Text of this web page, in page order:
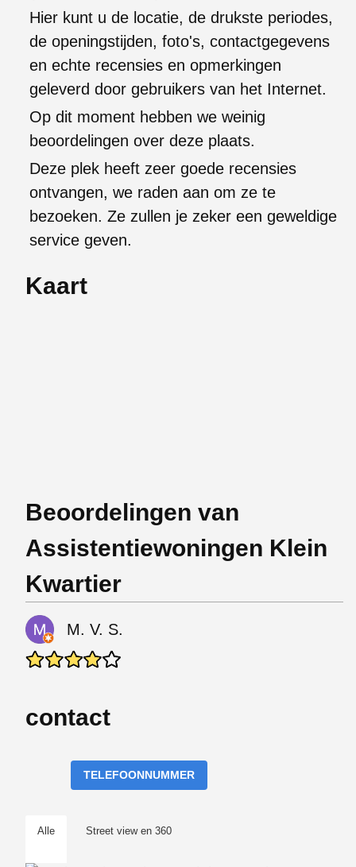
Hier kunt u de locatie, de drukste periodes,
de openingstijden, foto's, contactgegevens
en echte recensies en opmerkingen
geleverd door gebruikers van het Internet.
Op dit moment hebben we weinig
beoordelingen over deze plaats.
Deze plek heeft zeer goede recensies
ontvangen, we raden aan om ze te
bezoeken. Ze zullen je zeker een geweldige
service geven.
Kaart
Beoordelingen van
Assistentiewoningen Klein
Kwartier
M. V. S.
contact
TELEFOONNUMMER
Alle Street view en 360